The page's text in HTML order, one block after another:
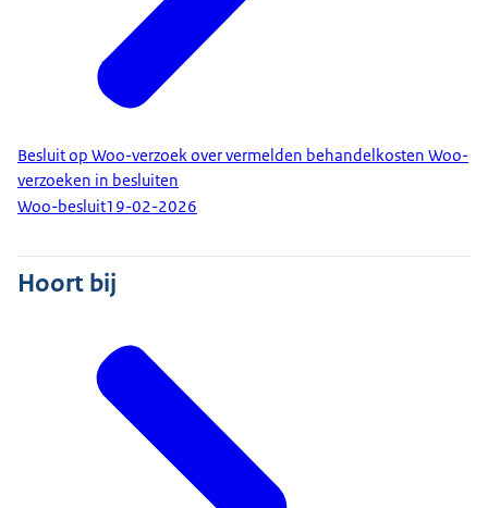
Besluit op Woo-verzoek over vermelden behandelkosten Woo-
verzoeken in besluiten
Woo-besluit19-02-2026
Hoort bij